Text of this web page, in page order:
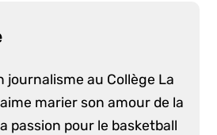
journalisme au Collège La
marier son amour de la
passion pour le basketball